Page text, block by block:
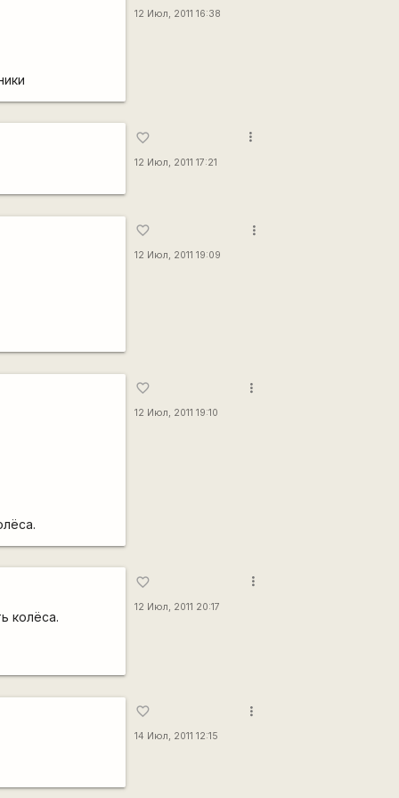
12 Июл, 2011 16:38
favorite_border
12 Июл, 2011 17:21
more_vert
favorite_border
12 Июл, 2011 19:09
more_vert
favorite_border
12 Июл, 2011 19:10
more_vert
колёса.
favorite_border
12 Июл, 2011 20:17
more_vert
favorite_border
14 Июл, 2011 12:15
more_vert